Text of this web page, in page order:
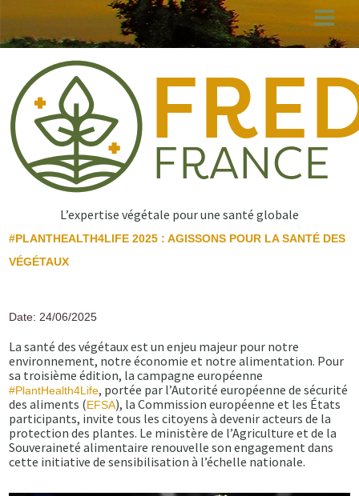
au
principal
L’expertise végétale pour une santé globale
#PLANTHEALTH4LIFE 2025 : AGISSONS POUR LA SANTÉ DES
VÉGÉTAUX
Date: 24/06/2025
La santé des végétaux est un enjeu majeur pour notre
environnement, notre économie et notre alimentation. Pour
sa troisième édition, la campagne européenne
#PlantHealth4Life, portée par l’Autorité européenne de sécurité
des aliments (EFSA), la Commission européenne et les États
participants, invite tous les citoyens à devenir acteurs de la
protection des plantes. Le ministère de l’Agriculture et de la
Souveraineté alimentaire renouvelle son engagement dans
cette initiative de sensibilisation à l’échelle nationale.